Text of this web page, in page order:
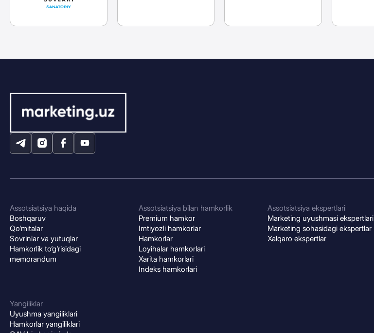
Assotsiatsiya haqida
Boshqaruv
Qo‘mitalar
Sovrinlar va yutuqlar
Hamkorlik to‘g‘risidagi
memorandum
Assotsiatsiya bilan hamkorlik
Premium hamkor
Imtiyozli hamkorlar
Hamkorlar
Loyihalar hamkorlari
Xarita hamkorlari
Indeks hamkorlari
Assotsiatsiya ekspertlari
Marketing uyushmasi ekspertlari
Marketing sohasidagi ekspertlar
Xalqaro ekspertlar
Yangiliklar
Uyushma yangiliklari
Hamkorlar yangiliklari